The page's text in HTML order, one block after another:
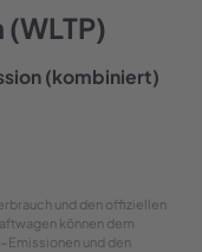
(kombiniert)
und den offiziellen
können dem
und den